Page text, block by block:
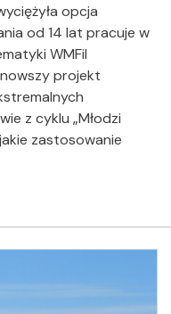
opcja
od 14 lat pracuje w
WMFiI
projekt
z cyklu „Młodzi
zastosowanie